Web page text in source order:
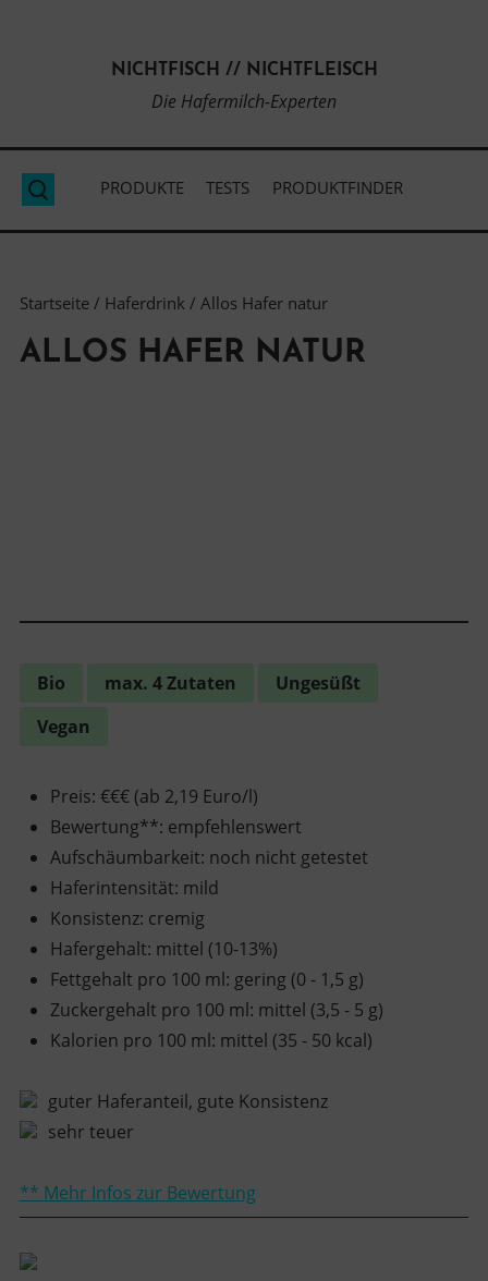
NICHTFISCH // NICHTFLEISCH
Die Hafermilch-Experten
Suche
PRODUKTE TESTS PRODUKTFINDER
Startseite/ Haferdrink / Allos Hafer natur
ALLOS HAFER NATUR
Bio max. 4 Zutaten
Ungesüßt
Vegan
Preis: €€€ (ab 2,19 Euro/l)
Bewertung**: empfehlenswert
Aufschäumbarkeit: noch nicht getestet
Haferintensität: mild
Konsistenz: cremig
Hafergehalt: mittel (10-13%)
Fettgehalt pro 100 ml: gering (0 - 1,5 g)
Zuckergehalt pro 100 ml: mittel (3,5 - 5 g)
Kalorien pro 100 ml: mittel (35 - 50 kcal)
guter Haferanteil, gute Konsistenz
sehr teuer
** Mehr Infos zur Bewertung